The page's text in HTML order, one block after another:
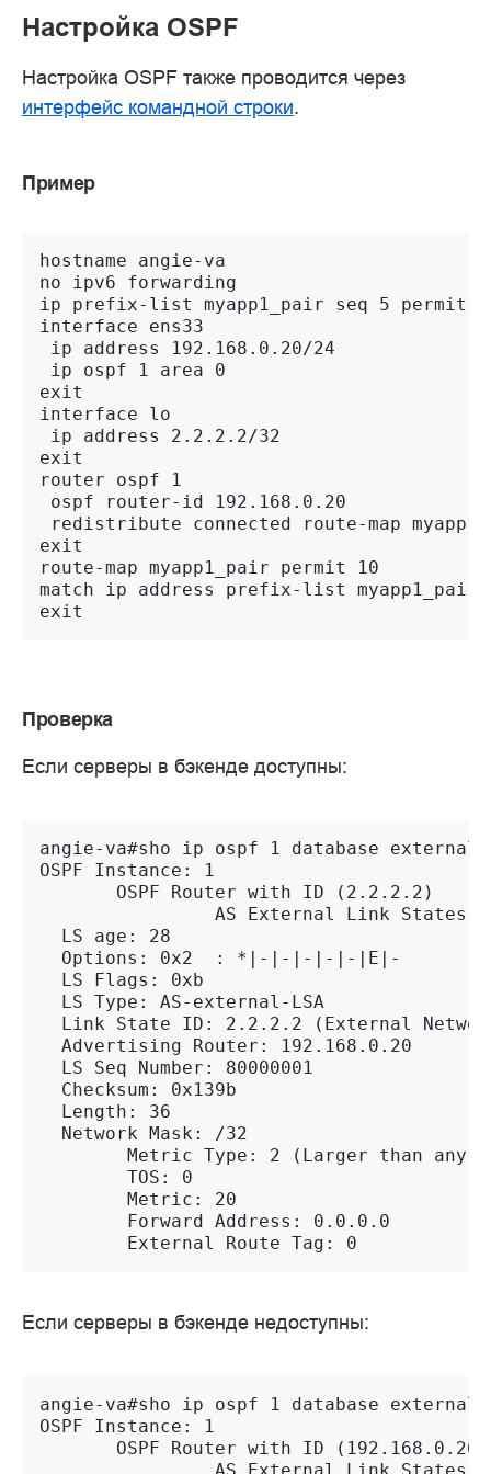
Настройка OSPF
Настройка OSPF также проводится через
интерфейс командной строки.
Пример
hostname angie-va
no ipv6 forwarding
ip prefix-list myapp1_pair seq 5 permit
interface ens33
ip address 192.168.0.20/24
ip ospf 1 area 0
exit
interface lo
ip address 2.2.2.2/32
exit
router ospf 1
ospf router-id 192.168.0.20
redistribute connected route-map
exit
route-map myapp1_pair permit 10
match ip address prefix-list myapp1_pair
exit
Проверка
Если серверы в бэкенде доступны:
angie-va#sho ip ospf 1 database
OSPF Instance: 1
       OSPF Router with ID (2.2.2.2)
                AS External Link States
  LS age: 28
  Options: 0x2  : *|-|-|-|-|-|E|-
  LS Flags: 0xb
  LS Type: AS-external-LSA
Link State ID: 2.2.2.2 (External
  Advertising Router: 192.168.0.20
  LS Seq Number: 80000001
  Checksum: 0x139b
  Length: 36
  Network Mask: /32
Metric Type: 2 (Larger than any
        TOS: 0
        Metric: 20
        Forward Address: 0.0.0.0
        External Route Tag: 0
Если серверы в бэкенде недоступны:
angie-va#sho ip ospf 1 database
OSPF Instance: 1
       OSPF Router with ID (192.168.0.20)
                AS External Link States